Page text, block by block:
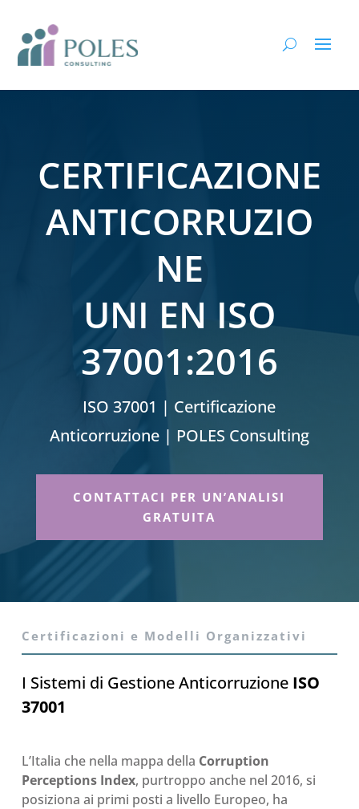
CERTIFICAZIONE
ANTICORRUZIO
NE
UNI EN ISO
37001:2016
ISO 37001 | Certificazione
Anticorruzione | POLES Consulting
CONTATTACI PER UN’ANALISI
GRATUITA
Certificazioni e Modelli Organizzativi
I Sistemi di Gestione Anticorruzione ISO
37001
L’Italia che nella mappa della Corruption
Perceptions Index, purtroppo anche nel 2016, si
posiziona ai primi posti a livello Europeo, ha